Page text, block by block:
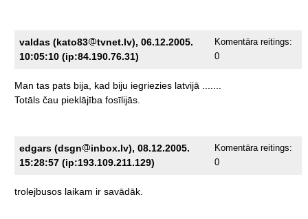
valdas (kato83
tvnet.lv), 06.12.2005.
10:05:10 (ip:84.190.76.31)
Komentāra reitings:
0
Man tas pats bija, kad biju iegriezies latvijā
Totāls čau pieklājība fosīlijās.
edgars (dsgn
inbox.lv), 08.12.2005.
15:28:57 (ip:193.109.211.129)
Komentāra reitings:
0
trolejbusos laikam ir savādāk.